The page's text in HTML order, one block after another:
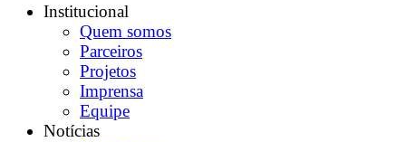
Institucional
Quem somos
Parceiros
Projetos
Imprensa
Equipe
Notícias